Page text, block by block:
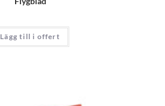
Lägg till i offert